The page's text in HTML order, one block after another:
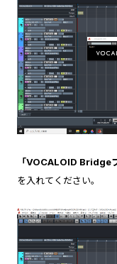
「VOCALOID Bridge
を入れてください。